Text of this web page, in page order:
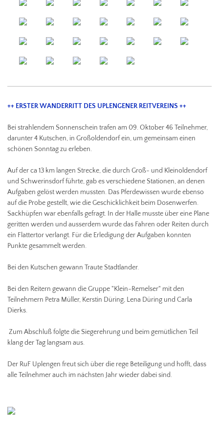
++ ERSTER WANDERRITT DES UPLENGENER REITVEREINS ++
Bei strahlendem Sonnenschein trafen am 09. Oktober 46 Teilnehmer,
darunter 4 Kutschen, in Großoldendorf ein, um gemeinsam einen
schönen Sonntag zu erleben.
Auf der ca 13 km langen Strecke, die durch Groß- und Kleinoldendorf
und Schwerinsdorf führte, gab es verschiedene Stationen, an denen
Aufgaben gelöst werden mussten. Das Pferdewissen wurde ebenso
auf die Probe gestellt, wie die Geschicklichkeit beim Dosenwerfen.
Sackhüpfen war ebenfalls gefragt. In der Halle musste über eine Plane
geritten werden und ausserdem wurde das Fahren oder Reiten durch
ein Flattertor verlangt. Für die Erledigung der Aufgaben konnten
Punkte gesammelt werden.
Bei den Kutschen gewann Traute Stadtlander.
Bei den Reitern gewann die Gruppe "Klein-Remelser" mit den
Teilnehmern Petra Müller, Kerstin Düring, Lena Düring und Carla
Dierks.
Zum Abschluß folgte die Siegerehrung und beim gemütlichen Teil
klang der Tag langsam aus.
Der RuF Uplengen freut sich über die rege Beteiligung und hofft, dass
alle Teilnehmer auch im nächsten Jahr wieder dabei sind.